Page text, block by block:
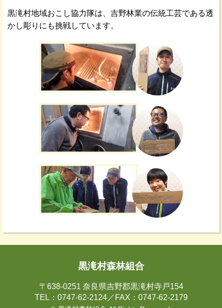
黒滝村地域おこし協力隊は、吉野林業の伝統工芸である透
かし彫りにも挑戦しています。
黒滝村森林組合
〒638-0251 奈良県吉野郡黒滝村寺戸154
TEL：0747-62-2124／FAX：0747-62-2179